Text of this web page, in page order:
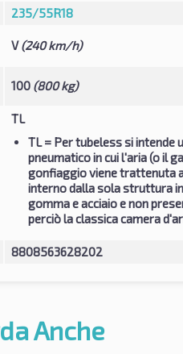
235/55R18
V(240 km/h)
100 (800 kg)
TL
TL= Per tubeless si intende
pneumatico in cui l'aria (o il
gonfiaggio viene trattenuta
interno dalla sola struttura in
gomma e acciaio e non
perciò la classica camera
8808563628202
Anche